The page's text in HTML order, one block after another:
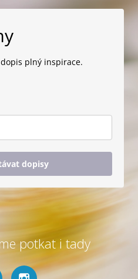
plný inspirace.
dopisy
potkat i tady